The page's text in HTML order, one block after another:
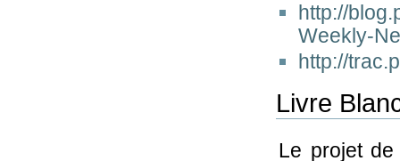
http://
Weekly-
http://
Livre
Le projet